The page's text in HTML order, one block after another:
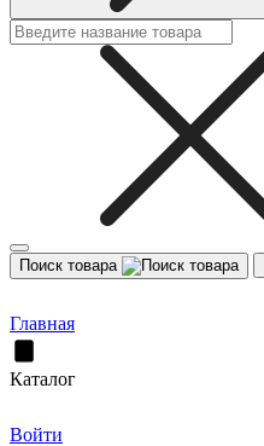
Поиск товара
Главная
Каталог
Войти